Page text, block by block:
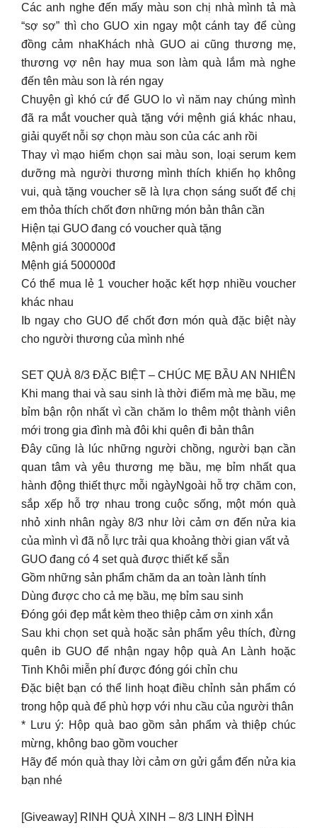
Các anh nghe đến mấy màu son chị nhà mình tả mà
“sợ sợ” thì cho GUO xin ngay một cánh tay để cùng
đồng cảm nhaKhách nhà GUO ai cũng thương mẹ,
thương vợ nên hay mua son làm quà lắm mà nghe
đến tên màu son là rén ngay
Chuyện gì khó cứ để GUO lo vì năm nay chúng mình
đã ra mắt voucher quà tặng với mệnh giá khác nhau,
giải quyết nỗi sợ chọn màu son của các anh rồi
Thay vì mạo hiểm chọn sai màu son, loại serum kem
dưỡng mà người thương mình thích khiến họ không
vui, quà tặng voucher sẽ là lựa chọn sáng suốt để chị
em thỏa thích chốt đơn những món bản thân cần
Hiện tại GUO đang có voucher quà tặng
Mệnh giá 300000đ
Mệnh giá 500000đ
Có thể mua lẻ 1 voucher hoặc kết hợp nhiều voucher
khác nhau
Ib ngay cho GUO để chốt đơn món quà đặc biệt này
cho người thương của mình nhé
SET QUÀ 8/3 ĐẶC BIỆT – CHÚC MẸ BẦU AN NHIÊN
Khi mang thai và sau sinh là thời điểm mà mẹ bầu, mẹ
bỉm bận rộn nhất vì cần chăm lo thêm một thành viên
mới trong gia đình mà đôi khi quên đi bản thân
Đây cũng là lúc những người chồng, người bạn cần
quan tâm và yêu thương mẹ bầu, mẹ bỉm nhất qua
hành động thiết thực mỗi ngàyNgoài hỗ trợ chăm con,
sắp xếp hỗ trợ nhau trong cuộc sống, một món quà
nhỏ xinh nhân ngày 8/3 như lời cảm ơn đến nửa kia
của mình vì đã nỗ lực trải qua khoảng thời gian vất vả
GUO đang có 4 set quà được thiết kế sẵn
Gồm những sản phẩm chăm da an toàn lành tính
Dùng được cho cả mẹ bầu, mẹ bỉm sau sinh
Đóng gói đẹp mắt kèm theo thiệp cảm ơn xinh xắn
Sau khi chọn set quà hoặc sản phẩm yêu thích, đừng
quên ib GUO để nhận ngay hộp quà An Lành hoặc
Tinh Khôi miễn phí được đóng gói chỉn chu
Đặc biệt bạn có thể linh hoạt điều chỉnh sản phẩm có
trong hộp quà để phù hợp với nhu cầu của người thân
* Lưu ý: Hộp quà bao gồm sản phẩm và thiệp chúc
mừng, không bao gồm voucher
Hãy để món quà thay lời cảm ơn gửi gắm đến nửa kia
bạn nhé
[Giveaway] RINH QUÀ XINH – 8/3 LINH ĐÌNH